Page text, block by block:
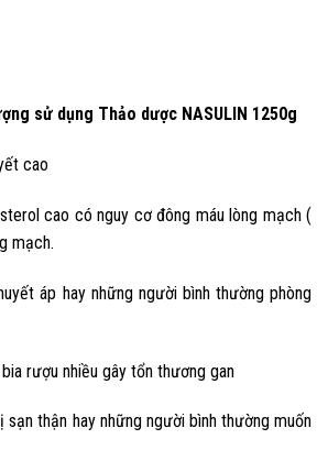
sử dụng Thảo dược NASULIN 1250g
cao
cao có nguy cơ đông máu lòng mạch (
mạch.
áp hay những người bình thường phòng
rượu nhiều gây tổn thương gan
sạn thận hay những người bình thường muốn